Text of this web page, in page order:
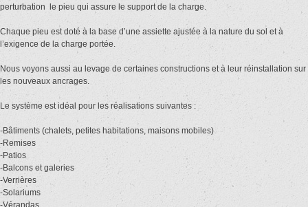
perturbation le pieu qui assure le support de la charge.
Chaque pieu est doté à la base d’une assiette ajustée à la nature du sol et à
l’exigence de la charge portée.
Nous voyons aussi au levage de certaines constructions et à leur réinstallation sur
les nouveaux ancrages.
Le système est idéal pour les réalisations suivantes :
-Bâtiments (chalets, petites habitations, maisons mobiles)
-Remises
-Patios
-Balcons et galeries
-Verrières
-Solariums
-Vérandas